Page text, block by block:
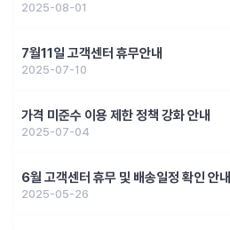
2025-08-01
7월11일 고객센터 휴무안내
2025-07-10
가격 미준수 이용 제한 정책 강화 안내
2025-07-04
6월 고객센터 휴무 및 배송일정 확인 안내
2025-05-26